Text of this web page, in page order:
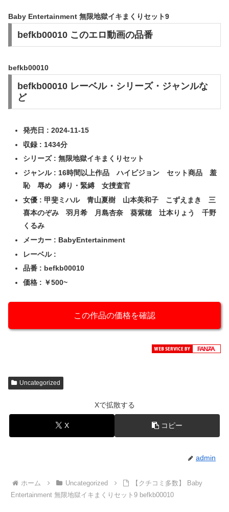
Baby Entertainment 無限地獄イキまくりセット9
befkb00010 このエロ動画の品番
befkb00010
befkb00010 レーベル・シリーズ・ジャンルな
ど
発売日 : 2024-11-15
収録 : 1434分
シリーズ : 無限地獄イキまくりセット
ジャンル : 16時間以上作品 ハイビジョン セット商品 羞
恥 辱め 縛り・緊縛 女捜査官
女優 : 甲斐ミハル 青山夏樹 山本美和子 こずえまき 三
喜本のぞみ 羽月希 月島杏奈 葵紫穂 辻本りょう 千野
くるみ
メーカー : BabyEntertainment
レーベル :
品番 : befkb00010
価格 : ￥500~
この作品の価格を確認
Uncategorized
Xで拡散する
X コピー
admin
ホーム Uncategorized
【クチコミ多数】 Baby
Entertainment 無限地獄イキまくりセット9 befkb00010